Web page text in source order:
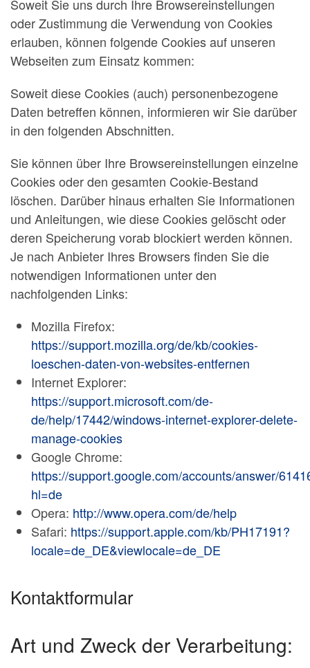
Soweit Sie uns durch Ihre Browsereinstellungen
oder Zustimmung die Verwendung von Cookies
erlauben, können folgende Cookies auf unseren
Webseiten zum Einsatz kommen:
Soweit diese Cookies (auch) personenbezogene
Daten betreffen können, informieren wir Sie darüber
in den folgenden Abschnitten.
Sie können über Ihre Browsereinstellungen einzelne
Cookies oder den gesamten Cookie-Bestand
löschen. Darüber hinaus erhalten Sie Informationen
und Anleitungen, wie diese Cookies gelöscht oder
deren Speicherung vorab blockiert werden können.
Je nach Anbieter Ihres Browsers finden Sie die
notwendigen Informationen unter den
nachfolgenden Links:
Mozilla Firefox:
https://support.mozilla.org/de/kb/cookies-
loeschen-daten-von-websites-entfernen
Internet Explorer:
https://support.microsoft.com/de-
de/help/17442/windows-internet-explorer-delete-
manage-cookies
Google Chrome:
https://support.google.com/accounts/answer/
hl=de
Opera: http://www.opera.com/de/help
Safari: https://support.apple.com/kb/PH17191?
locale=de_DE&viewlocale=de_DE
Kontaktformular
Art und Zweck der Verarbeitung: